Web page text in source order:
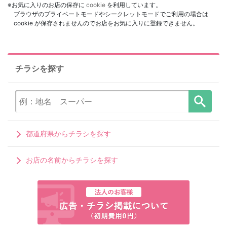
※お気に入りのお店の保存に cookie を利用しています。
ブラウザのプライベートモードやシークレットモードでご利用の場合は
cookie が保存されませんのでお店をお気に入りに登録できません。
チラシを探す
都道府県からチラシを探す
お店の名前からチラシを探す